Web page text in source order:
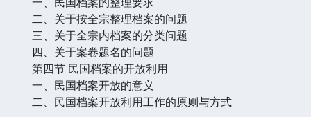
二、关于按全宗整理档案的问题
三、关于全宗内档案的分类问题
四、关于案卷题名的问题
第四节 民国档案的开放利用
一、民国档案开放的意义
二、民国档案开放利用工作的原则与方式